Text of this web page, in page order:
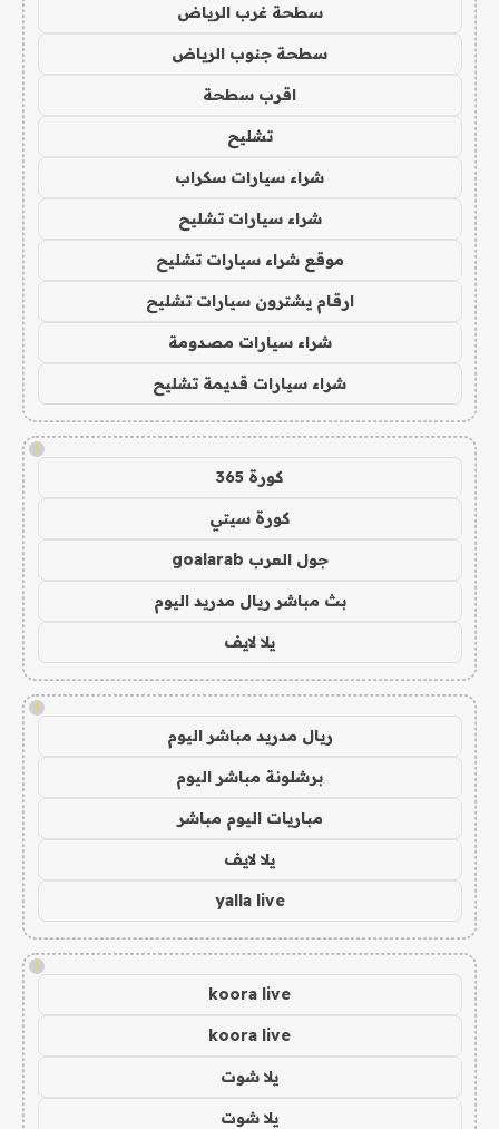
سطحة غرب الرياض
سطحة جنوب الرياض
اقرب سطحة
تشليح
شراء سيارات سكراب
شراء سيارات تشليح
موقع شراء سيارات تشليح
ارقام يشترون سيارات تشليح
شراء سيارات مصدومة
شراء سيارات قديمة تشليح
!
كورة 365
كورة سيتي
جول العرب goalarab
بث مباشر ريال مدريد اليوم
يلا لايف
!
ريال مدريد مباشر اليوم
برشلونة مباشر اليوم
مباريات اليوم مباشر
يلا لايف
yalla live
!
koora live
koora live
يلا شوت
يلا شوت